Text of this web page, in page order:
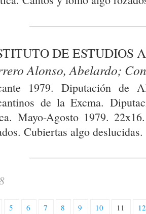
DE ESTUDIOS
Alonso, Abelardo;
1979. Diputación de
de la Excma.
Mayo-Agosto 1979.
Cubiertas algo deslucidas.
5 6 7 8 9 10 11
12